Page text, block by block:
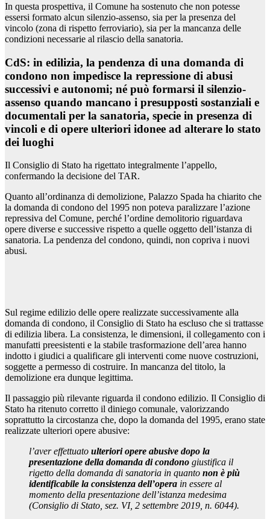
In questa prospettiva, il Comune ha sostenuto che non potesse
essersi formato alcun silenzio-assenso, sia per la presenza del
vincolo (zona di rispetto ferroviario), sia per la mancanza delle
condizioni necessarie al rilascio della sanatoria.
CdS: in edilizia, la pendenza di una domanda di
condono non impedisce la repressione di abusi
successivi e autonomi; né può formarsi il silenzio-
assenso quando mancano i presupposti sostanziali e
documentali per la sanatoria, specie in presenza di
vincoli e di opere ulteriori idonee ad alterare lo stato
dei luoghi
Il Consiglio di Stato ha rigettato integralmente l’appello,
confermando la decisione del TAR.
Quanto all’ordinanza di demolizione, Palazzo Spada ha chiarito che
la domanda di condono del 1995 non poteva paralizzare l’azione
repressiva del Comune, perché l’ordine demolitorio riguardava
opere diverse e successive rispetto a quelle oggetto dell’istanza di
sanatoria. La pendenza del condono, quindi, non copriva i nuovi
abusi.
Sul regime edilizio delle opere realizzate successivamente alla
domanda di condono, il Consiglio di Stato ha escluso che si trattasse
di edilizia libera. La consistenza, le dimensioni, il collegamento con i
manufatti preesistenti e la stabile trasformazione dell’area hanno
indotto i giudici a qualificare gli interventi come nuove costruzioni,
soggette a permesso di costruire. In mancanza del titolo, la
demolizione era dunque legittima.
Il passaggio più rilevante riguarda il condono edilizio. Il Consiglio di
Stato ha ritenuto corretto il diniego comunale, valorizzando
soprattutto la circostanza che, dopo la domanda del 1995, erano state
realizzate ulteriori opere abusive:
l’aver effettuato ulteriori opere abusive dopo la
presentazione della domanda di condono giustifica il
rigetto della domanda di sanatoria in quanto non è più
identificabile la consistenza dell’opera in essere al
momento della presentazione dell’istanza medesima
(Consiglio di Stato, sez. VI, 2 settembre 2019, n. 6044).